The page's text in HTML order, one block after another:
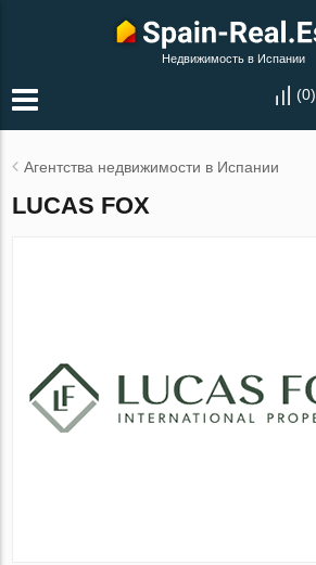
Недвижимость в Испании
(0)
Агентства недвижимости в Испании
LUCAS FOX